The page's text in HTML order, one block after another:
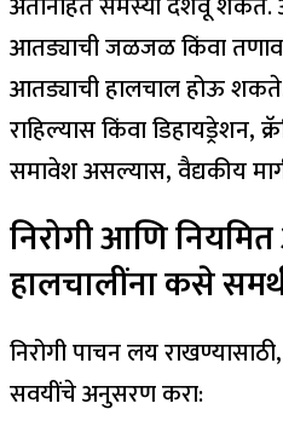
आतड्याची जळजळ किंवा तणाव
आतड्याची हालचाल होऊ
राहिल्यास किंवा डिहायड्रेशन,
समावेश असल्यास, वैद्यकीय
निरोगी आणि
हालचालींना कसे
निरोगी पाचन लय
सवयींचे अनुसरण करा: